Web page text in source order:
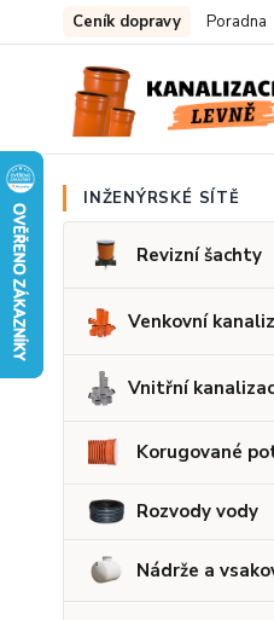
Ceník dopravy Poradna
INŽENÝRSKÉ SÍTĚ
Revizní šachty
Venkovní
Vnitřní
Korugované
Rozvody vody
Nádrže a